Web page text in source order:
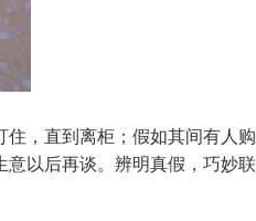
，直到离柜；假如其间有人
以后再谈。辨明真假，巧妙